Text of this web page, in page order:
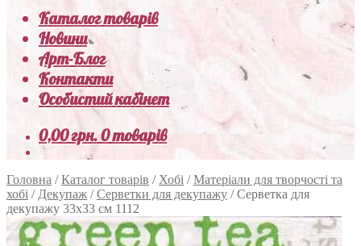
Каталог товарів
Новини
Арт-Блог
Контакти
Особистий кабінет
0,00грн.0 товарів
Головна /Каталог товарів / Хобі /Матеріали для творчості та
хобі / Декупаж /Серветки для декупажу /Серветка для
декупажу 33х33 см 1112